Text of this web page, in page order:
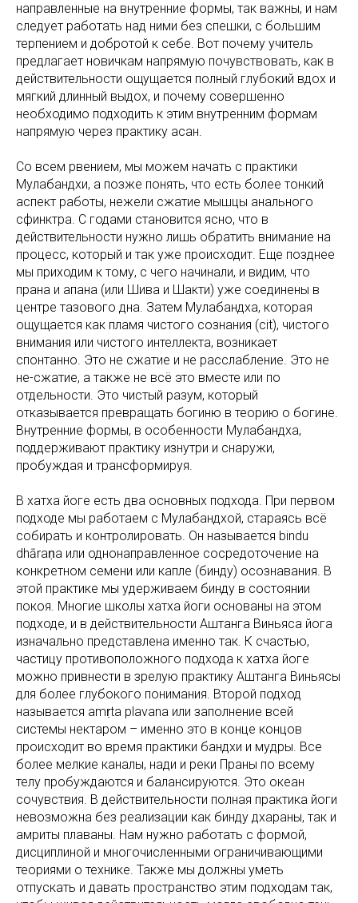
направленные на внутренние формы, так важны, и нам
следует работать над ними без спешки, с большим
терпением и добротой к себе. Вот почему учитель
предлагает новичкам напрямую почувствовать, как в
действительности ощущается полный глубокий вдох и
мягкий длинный выдох, и почему совершенно
необходимо подходить к этим внутренним формам
напрямую через практику асан.
Со всем рвением, мы можем начать с практики
Мулабандхи, а позже понять, что есть более тонкий
аспект работы, нежели сжатие мышцы анального
сфинктра. С годами становится ясно, что в
действительности нужно лишь обратить внимание на
процесс, который и так уже происходит. Еще позднее
мы приходим к тому, с чего начинали, и видим, что
прана и апана (или Шива и Шакти) уже соединены в
центре тазового дна. Затем Мулабандха, которая
ощущается как пламя чистого сознания (cit), чистого
внимания или чистого интеллекта, возникает
спонтанно. Это не сжатие и не расслабление. Это не
не-сжатие, а также не всё это вместе или по
отдельности. Это чистый разум, который
отказывается превращать богиню в теорию о богине.
Внутренние формы, в особенности Мулабандха,
поддерживают практику изнутри и снаружи,
пробуждая и трансформируя.
В хатха йоге есть два основных подхода. При первом
подходе мы работаем с Мулабандхой, стараясь всё
собирать и контролировать. Он называется bindu
dhāraṇa или однонаправленное сосредоточение на
конкретном семени или капле (бинду) осознавания. В
этой практике мы удерживаем бинду в состоянии
покоя. Многие школы хатха йоги основаны на этом
подходе, и в действительности Аштанга Виньяса йога
изначально представлена именно так. К счастью,
частицу противоположного подхода к хатха йоге
можно привнести в зрелую практику Аштанга Виньясы
для более глубокого понимания. Второй подход
называется amṛta plavana или заполнение всей
системы нектаром – именно это в конце концов
происходит во время практики бандхи и мудры. Все
более мелкие каналы, нади и реки Праны по всему
телу пробуждаются и балансируются. Это океан
сочувствия. В действительности полная практика йоги
невозможна без реализации как бинду дхараны, так и
амриты плаваны. Нам нужно работать с формой,
дисциплиной и многочисленными ограничивающими
теориями о технике. Также мы должны уметь
отпускать и давать пространство этим подходам так,